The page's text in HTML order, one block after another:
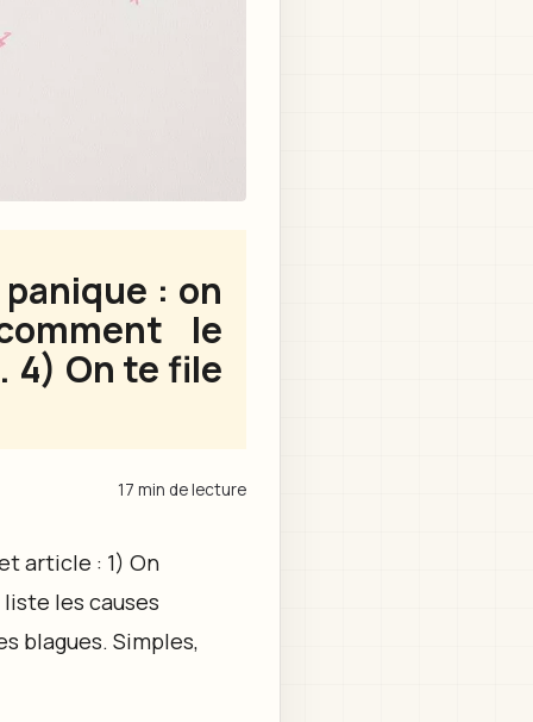
: on
le
4) On te file
17 min de lecture
article : 1) On
les causes
blagues. Simples,